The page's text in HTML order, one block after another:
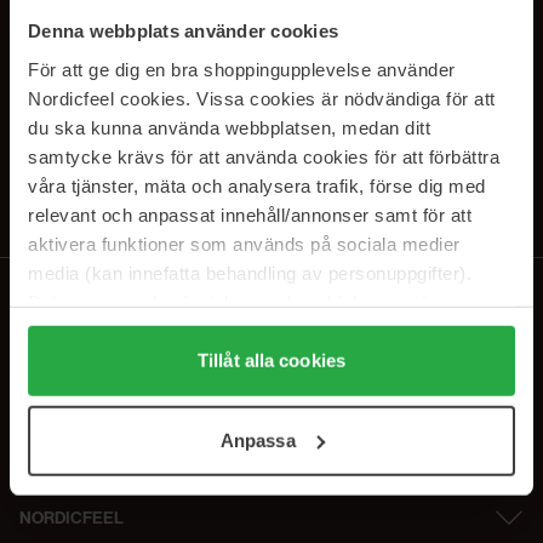
Denna webbplats använder cookies
För att ge dig en bra shoppingupplevelse använder
Nordicfeel cookies. Vissa cookies är nödvändiga för att
du ska kunna använda webbplatsen, medan ditt
samtycke krävs för att använda cookies för att förbättra
våra tjänster, mäta och analysera trafik, förse dig med
relevant och anpassat innehåll/annonser samt för att
aktivera funktioner som används på sociala medier
media (kan innefatta behandling av personuppgifter).
Genom att trycka på "Tillåt alla cookies" accepterar du
alla cookies, medan du under "Detaljer" kan anpassa
användningen av cookies. Du kan när som helst återkalla
samt vår Integritetspolicy.
Tillåt alla cookies
Anpassa
SUBSCRIBE TO OUR
NEWSLETTER
E-mail
Ved at abonnere accepterer du voresprivatlivspolitik. Afmeld til enhver
NORDICFEEL